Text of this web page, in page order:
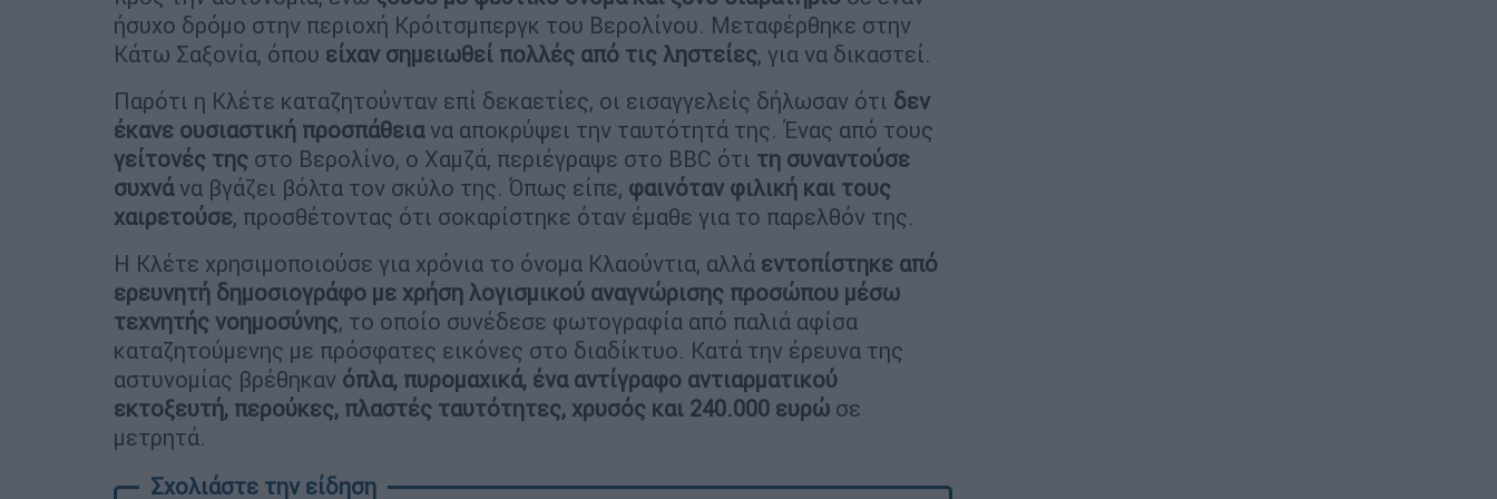
ήσυχο δρόμο στην περιοχή Κρόιτσμπεργκ του Βερολίνου. Μεταφέρθηκε στην
Κάτω Σαξονία, όπου είχαν σημειωθεί πολλές από τις ληστείες, για να δικαστεί.
Παρότι η Κλέτε καταζητούνταν επί δεκαετίες, οι εισαγγελείς δήλωσαν ότι δεν
έκανε ουσιαστική προσπάθειανα αποκρύψει την ταυτότητά της. Ένας από τους
γείτονές της στο Βερολίνο, ο Χαμζά, περιέγραψε στο BBC ότι τη συναντούσε
συχνάνα βγάζει βόλτα τον σκύλο της. Όπως είπε, φαινόταν φιλική και τους
χαιρετούσε, προσθέτοντας ότι σοκαρίστηκε όταν έμαθε για το παρελθόν της.
Η Κλέτε χρησιμοποιούσε για χρόνια το όνομα Κλαούντια, αλλά εντοπίστηκε από
ερευνητή δημοσιογράφο με χρήση λογισμικού αναγνώρισης προσώπου μέσω
τεχνητής νοημοσύνης, το οποίο συνέδεσε φωτογραφία από παλιά αφίσα
καταζητούμενης με πρόσφατες εικόνες στο διαδίκτυο. Κατά την έρευνα της
αστυνομίας βρέθηκαν όπλα, πυρομαχικά, ένα αντίγραφο αντιαρματικού
εκτοξευτή, περούκες, πλαστές ταυτότητες, χρυσός και 240.000 ευρώ σε
μετρητά.